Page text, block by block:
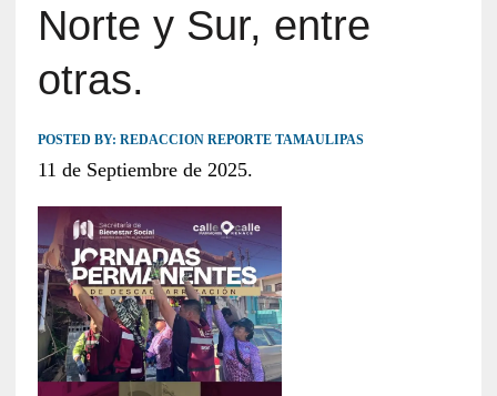
Norte y Sur, entre
otras.
POSTED BY: REDACCION REPORTE TAMAULIPAS
11 de Septiembre de 2025.